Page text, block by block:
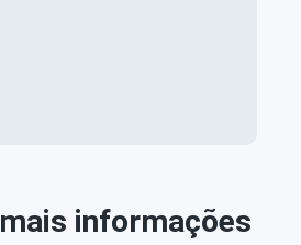
mais informações